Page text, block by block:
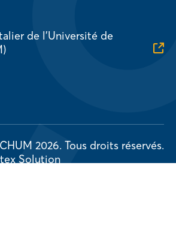
de l’Université de
2026. Tous droits réservés.
Solution